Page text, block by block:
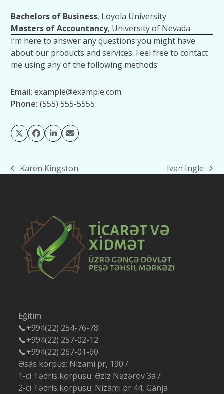
Bachelors of Business, Loyola University
Masters of Accountancy, University of Nevada
I’m here to answer any questions you might have
about our products and services. Feel free to contact
me using any of the following methods:
Email: example@example.com
Phone: (555) 555-5555
TwitterFacebook
LinkedIn
Email
previous
Karen Kingston
next
Ivan Ingle
Eğitim
📞+994(22) 254-76-78
📞+994(22) 257-02-12
📞+994(22) 267-01-60
Əsas korpus: Nizami pr, 190 /
1-ci Tədris korpusu: Əziz Nəzərov 3a /
2-ci Tədris korpusu: Nizami pr 44, Ganja